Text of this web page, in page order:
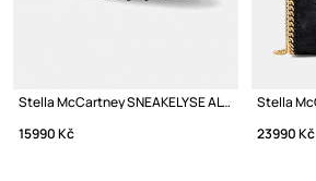
Stella McCartney SNEAKELYSE ALTER sneakers boty na platformě dámské
15990 Kč
23990 Kč